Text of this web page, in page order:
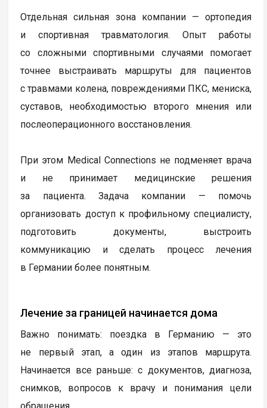
Отдельная сильная зона компании — ортопедия
и спортивная травматология. Опыт работы
со сложными спортивными случаями помогает
точнее выстраивать маршруты для пациентов
с травмами колена, повреждениями ПКС, мениска,
суставов, необходимостью второго мнения или
послеоперационного восстановления.
При этом Medical Connections не подменяет врача
и не принимает медицинские решения
за пациента. Задача компании — помочь
организовать доступ к профильному специалисту,
подготовить документы, выстроить
коммуникацию и сделать процесс лечения
в Германии более понятным.
Лечение за границей начинается дома
Важно понимать: поездка в Германию — это
не первый этап, а один из этапов маршрута.
Начинается все раньше: с документов, диагноза,
снимков, вопросов к врачу и понимания цели